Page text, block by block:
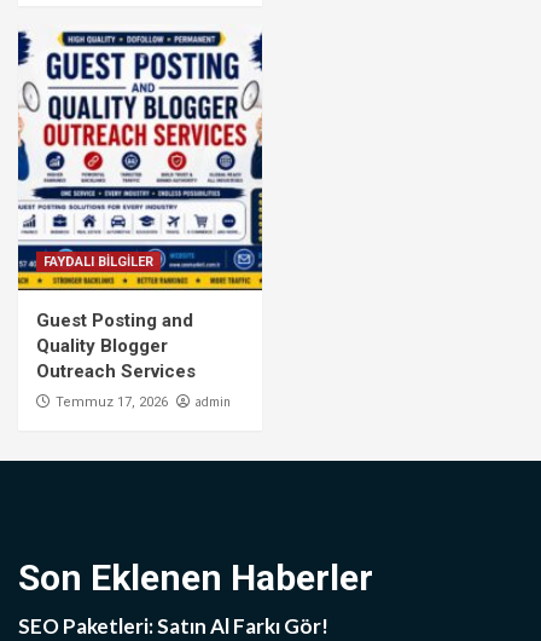
FAYDALI BİLGİLER
Guest Posting and
Quality Blogger
Outreach Services
Temmuz 17, 2026 admin
Son Eklenen Haberler
SEO Paketleri: Satın Al Farkı Gör!